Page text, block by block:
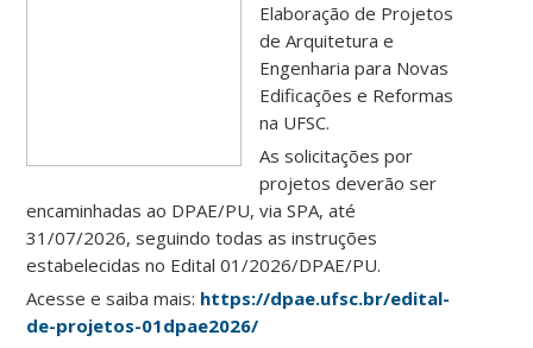
Elaboração de Projetos
de Arquitetura e
Engenharia para Novas
Edificações e Reformas
na UFSC.
As solicitações por
projetos deverão ser
encaminhadas ao DPAE/PU, via SPA, até
31/07/2026, seguindo todas as instruções
estabelecidas no Edital 01/2026/DPAE/PU.
Acesse e saiba mais: https://dpae.ufsc.br/edital-
de-projetos-01dpae2026/